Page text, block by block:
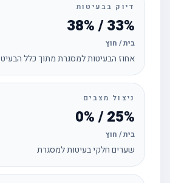
דיוק בבעיטות
33% / 38%
בית / חוץ
אחוז הבעיטות למסגרת מתוך כלל הבעיטות
ניצול מצבים
25% / 0%
בית / חוץ
שערים חלקי בעיטות למסגרת